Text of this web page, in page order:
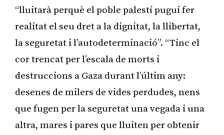
“lluitarà perquè el poble palestí pugui fer
realitat el seu dret a la dignitat, la llibertat,
la seguretat i l’autodeterminació”. “Tinc el
cor trencat per l’escala de morts i
destruccions a Gaza durant l’últim any:
desenes de milers de vides perdudes, nens
que fugen per la seguretat una vegada i una
altra, mares i pares que lluiten per obtenir